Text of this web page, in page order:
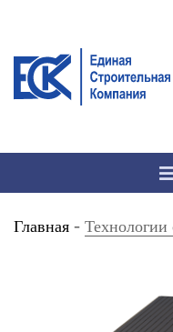
Главная - Технологии